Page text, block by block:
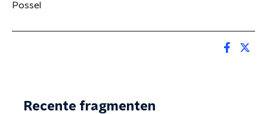
Possel
Recente fragmenten